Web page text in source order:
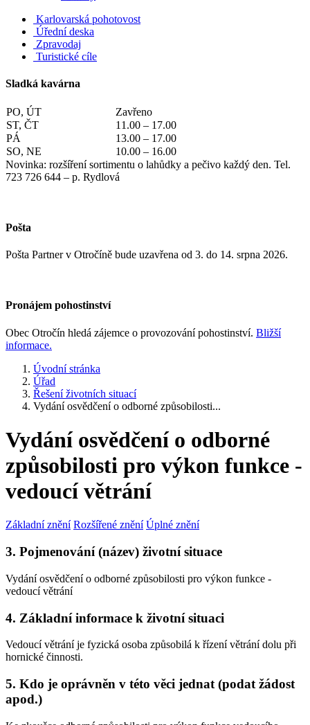
Karlovarská pohotovost
Úřední deska
Zpravodaj
Turistické cíle
Sladká kavárna
PO, ÚT
Zavřeno
ST, ČT
11.00 – 17.00
PÁ
13.00 – 17.00
SO, NE
10.00 – 16.00
Novinka: rozšíření sortimentu o lahůdky a pečivo každý den. Tel.
723 726 644 – p. Rydlová
Pošta
Pošta Partner v Otročíně bude uzavřena od 3. do 14. srpna 2026.
Pronájem pohostinství
Obec Otročín hledá zájemce o provozování pohostinství. Bližší
informace.
Úvodní stránka
Úřad
Řešení životních situací
Vydání osvědčení o odborné způsobilosti...
Vydání osvědčení o odborné
způsobilosti pro výkon funkce -
vedoucí větrání
Základní znění Rozšířené znění Úplné znění
3. Pojmenování (název) životní situace
Vydání osvědčení o odborné způsobilosti pro výkon funkce -
vedoucí větrání
4. Základní informace k životní situaci
Vedoucí větrání je fyzická osoba způsobilá k řízení větrání dolu při
hornické činnosti.
5. Kdo je oprávněn v této věci jednat (podat žádost
apod.)